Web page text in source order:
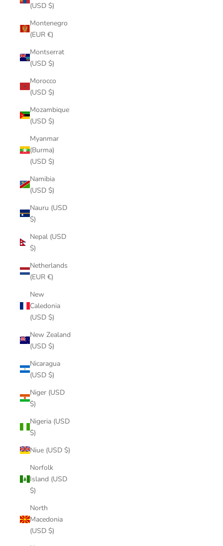
(USD $)
Montenegro
(EUR €)
Montserrat
(USD $)
Morocco
(USD $)
Mozambique
(USD $)
Myanmar
(Burma)
(USD $)
Namibia
(USD $)
Nauru (USD
$)
Nepal (USD
$)
Netherlands
(EUR €)
New
Caledonia
(USD $)
New Zealand
(USD $)
Nicaragua
(USD $)
Niger (USD
$)
Nigeria (USD
$)
Niue (USD $)
Norfolk
Island (USD
$)
North
Macedonia
(USD $)